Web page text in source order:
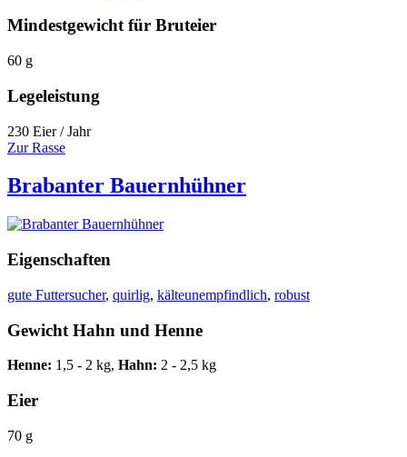
Mindestgewicht für Bruteier
60 g
Legeleistung
230 Eier / Jahr
Zur Rasse
Brabanter Bauernhühner
Eigenschaften
gute Futtersucher, quirlig, kälteunempfindlich, robust
Gewicht Hahn und Henne
Henne: 1,5 - 2 kg, Hahn: 2 - 2,5 kg
Eier
70 g